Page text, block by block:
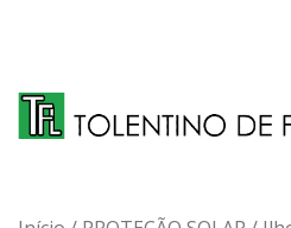
content